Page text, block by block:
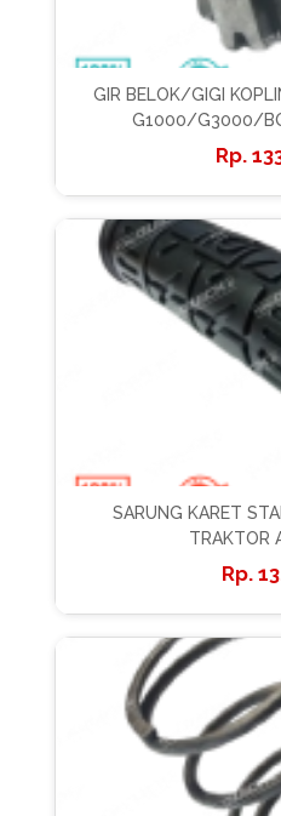
GIR BELOK/GIGI
G1000/G3000/
SARUNG KARET
TRAKTOR